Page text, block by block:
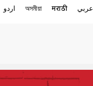
اردو অসমীয়া मराठी عربي